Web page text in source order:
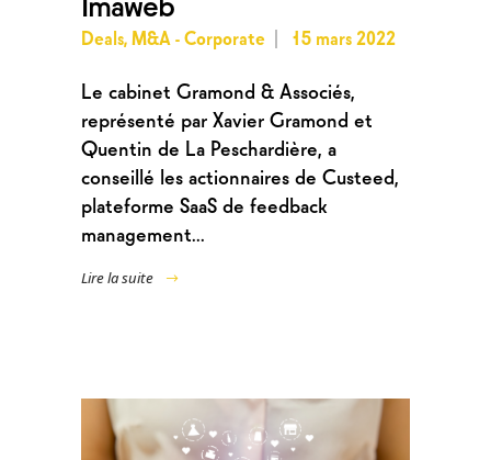
Deals,M&A - Corporate 15 mars 2022
Le cabinet Gramond & Associés,
représenté par Xavier Gramond et
Quentin de La Peschardière, a
conseillé les actionnaires de Custeed,
plateforme SaaS de feedback
management...
Lire la suite